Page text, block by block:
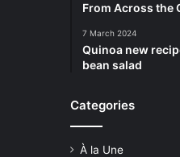
From Across the
7 March 2024
Quinoa new
bean salad
Categories
À la Une